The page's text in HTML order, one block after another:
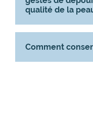
qualité de la
Comment